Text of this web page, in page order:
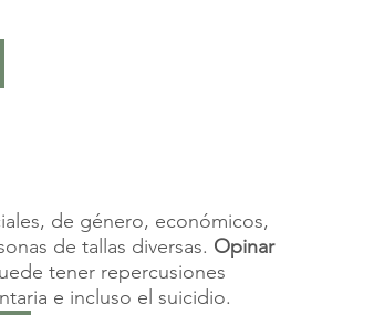
de género, económicos,
de tallas diversas. Opinar
tener repercusiones
e incluso el suicidio.